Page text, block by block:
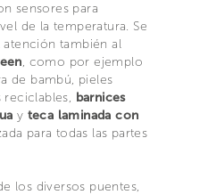
sensores para
de la temperatura. Se
atención también al
, como por ejemplo
de bambú, pieles
reciclables, barnices
y teca laminada con
para todas las partes
los diversos puentes,